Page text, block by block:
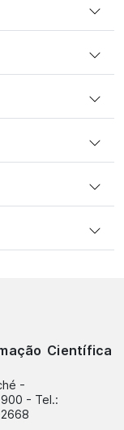
Científica
-
- Tel.: